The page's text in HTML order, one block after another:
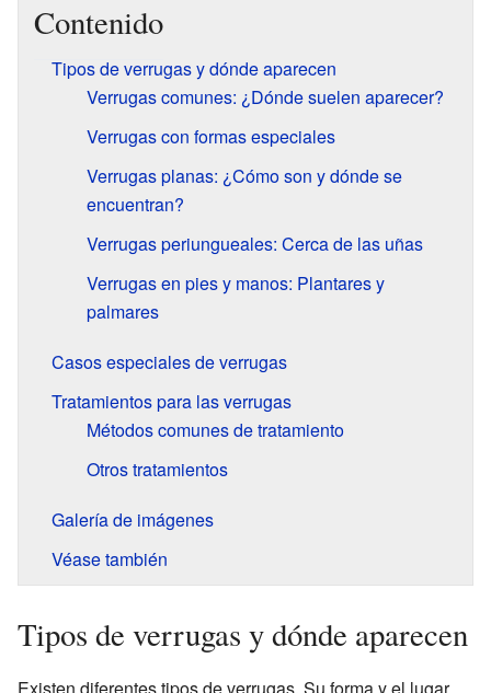
Contenido
Tipos de verrugas y dónde aparecen
Verrugas comunes: ¿Dónde suelen aparecer?
Verrugas con formas especiales
Verrugas planas: ¿Cómo son y dónde se
encuentran?
Verrugas periungueales: Cerca de las uñas
Verrugas en pies y manos: Plantares y
palmares
Casos especiales de verrugas
Tratamientos para las verrugas
Métodos comunes de tratamiento
Otros tratamientos
Galería de imágenes
Véase también
Tipos de verrugas y dónde aparecen
Existen diferentes tipos de verrugas. Su forma y el lugar